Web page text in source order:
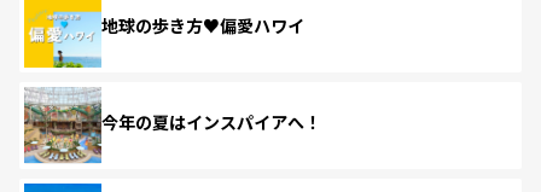
地球の歩き方♥偏愛ハワイ
今年の夏はインスパイアへ！